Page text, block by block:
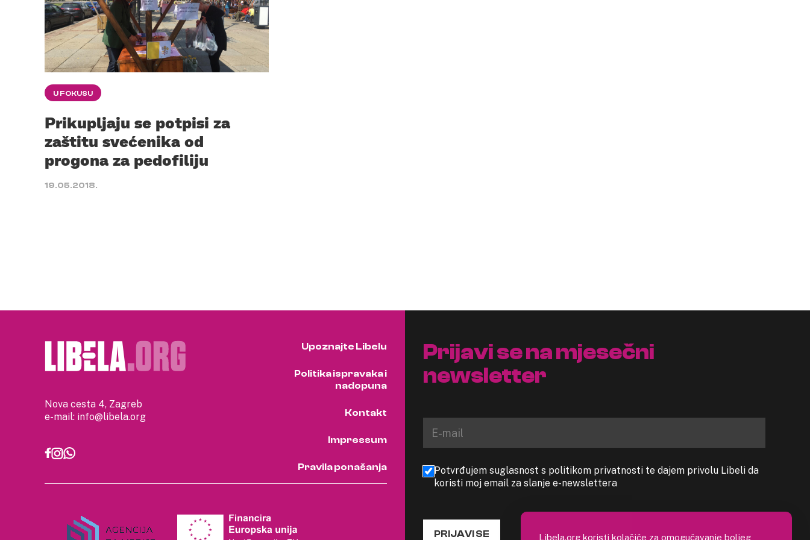
U FOKUSU
Prikupljaju se potpisi za
zaštitu svećenika od
progona za pedofiliju
19.05.2018.
Nova cesta 4, Zagreb
e-mail: info@libela.org
Upoznajte Libelu
Politika ispravaka i
nadopuna
Kontakt
Impressum
Pravila ponašanja
Prijavi se na mjesečni
newsletter
Potvrđujem suglasnost s politikom privatnosti te dajem privolu Libeli da
koristi moj email za slanje e-newslettera
PRIJAVI SE Libela.org koristi kolačiće za omogućavanje boljeg